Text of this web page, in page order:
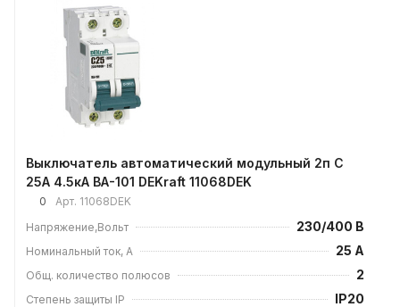
Выключатель автоматический модульный 2п C
25А 4.5кА ВА-101 DEKraft 11068DEK
0 Арт. 11068DEK
Напряжение,Вольт
230/400 В
Номинальный ток, А 25 А
Общ. количество полюсов 2
Степень защиты IP IP20